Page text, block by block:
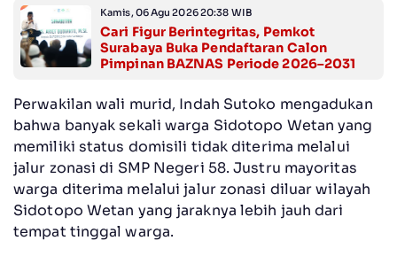
Kamis, 06 Agu 2026 20:38 WIB
Cari Figur Berintegritas, Pemkot
Surabaya Buka Pendaftaran Calon
Pimpinan BAZNAS Periode 2026–2031
Perwakilan wali murid, Indah Sutoko mengadukan
bahwa banyak sekali warga Sidotopo Wetan yang
memiliki status domisili tidak diterima melalui
jalur zonasi di SMP Negeri 58. Justru mayoritas
warga diterima melalui jalur zonasi diluar wilayah
Sidotopo Wetan yang jaraknya lebih jauh dari
tempat tinggal warga.